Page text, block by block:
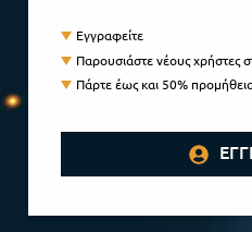
Εγγραφείτε
Παρουσιάστε νέους χρήστες
Πάρτε έως και 50%